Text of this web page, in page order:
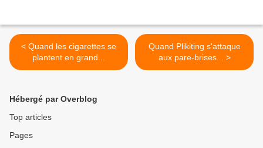
< Quand les cigarettes se
plantent en grand...
Quand Plikiting s'attaque
aux pare-brises... >
Hébergé par Overblog
Top articles
Pages